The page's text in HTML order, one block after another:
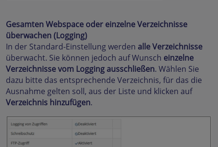
Gesamten Webspace oder einzelne Verzeichnisse
überwachen (Logging)
In der Standard-Einstellung werden alle Verzeichnisse
überwacht. Sie können jedoch auf Wunsch einzelne
Verzeichnisse vom Logging ausschließen. Wählen Sie
dazu bitte das entsprechende Verzeichnis, für das die
Ausnahme gelten soll, aus der Liste und klicken auf
Verzeichnis hinzufügen.